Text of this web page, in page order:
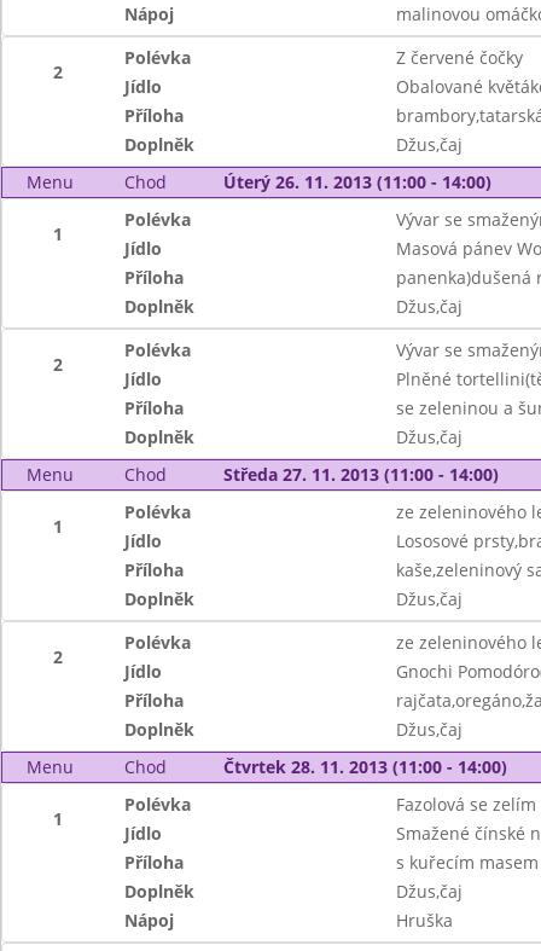
Nápoj
malinovou
2
Polévka
Z červené čočky
Jídlo
Obalované
Příloha
Doplněk
Džus,čaj
Menu
Chod Úterý 26. 11. 2013 (11:00 - 14:00)
1
Polévka
Vývar se
Jídlo
Masová pánev
Příloha
panenka)dušená
Doplněk
Džus,čaj
2
Polévka
Vývar se
Jídlo
Plněné
Příloha
se zeleninou a
Doplněk
Džus,čaj
Menu
Chod Středa 27. 11. 2013 (11:00 - 14:00)
1
Polévka
ze zeleninového
Jídlo
Lososové
Příloha
kaše,zeleninový
Doplněk
Džus,čaj
2
Polévka
ze zeleninového
Jídlo
Gnochi
Příloha
Doplněk
Džus,čaj
Menu
Chod Čtvrtek 28. 11. 2013 (11:00 - 14:00)
1
Polévka
Fazolová se
Jídlo
Smažené čínské
Příloha
s kuřecím
Doplněk
Džus,čaj
Nápoj
Hruška